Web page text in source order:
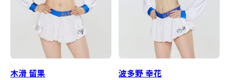
木滑 留果 波多野 幸花